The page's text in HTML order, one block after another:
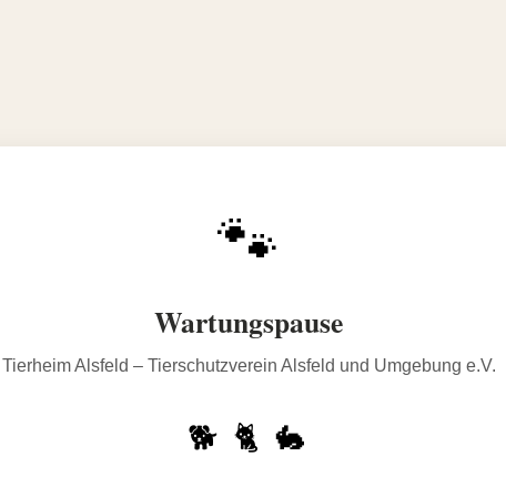
🐾
Wartungspause
Tierheim Alsfeld – Tierschutzverein Alsfeld und Umgebung e.V.
🐕 🐈 🐇